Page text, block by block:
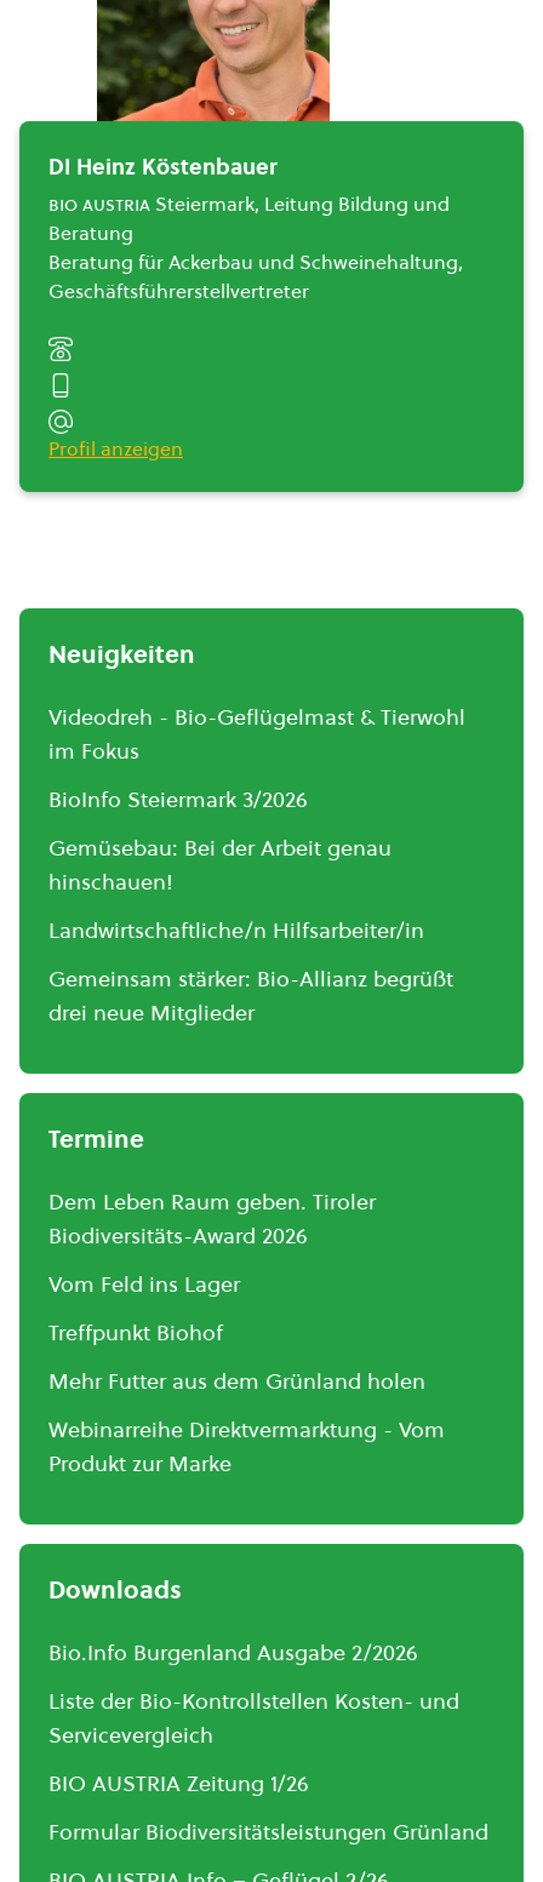
DI Heinz Köstenbauer
bio austria Steiermark, Leitung Bildung und
Beratung
Beratung für Ackerbau und Schweinehaltung,
Geschäftsführerstellvertreter
Profil anzeigen
Neuigkeiten
Videodreh - Bio-Geflügelmast & Tierwohl
im Fokus
BioInfo Steiermark 3/2026
Gemüsebau: Bei der Arbeit genau
hinschauen!
Landwirtschaftliche/n Hilfsarbeiter/in
Gemeinsam stärker: Bio-Allianz begrüßt
drei neue Mitglieder
Termine
Dem Leben Raum geben. Tiroler
Biodiversitäts-Award 2026
Vom Feld ins Lager
Treffpunkt Biohof
Mehr Futter aus dem Grünland holen
Webinarreihe Direktvermarktung - Vom
Produkt zur Marke
Downloads
Bio.Info Burgenland Ausgabe 2/2026
Liste der Bio-Kontrollstellen Kosten- und
Servicevergleich
BIO AUSTRIA Zeitung 1/26
Formular Biodiversitätsleistungen Grünland